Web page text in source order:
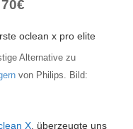
Alternative zu
von Philips. Bild:
X , überzeugte uns